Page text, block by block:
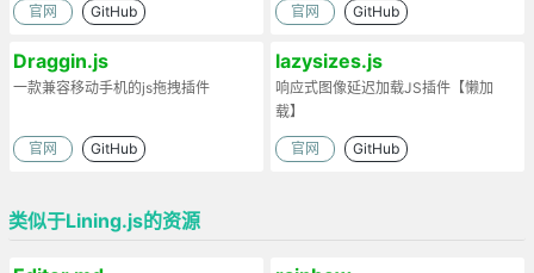
官网 GitHub 官网 GitHub
Draggin.js
一款兼容移动手机的js拖拽插件
官网 GitHub
lazysizes.js
响应式图像延迟加载JS插件【懒加
载】
官网 GitHub
类似于Lining.js的资源